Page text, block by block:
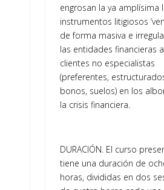
engrosan la ya amplísima
instrumentos litigiosos
de forma masiva e
las entidades financieras a
clientes no especialistas
(preferentes,
bonos, suelos) en los
la crisis financiera.
DURACIÓN. El curso
tiene una duración de
horas, divididas en dos